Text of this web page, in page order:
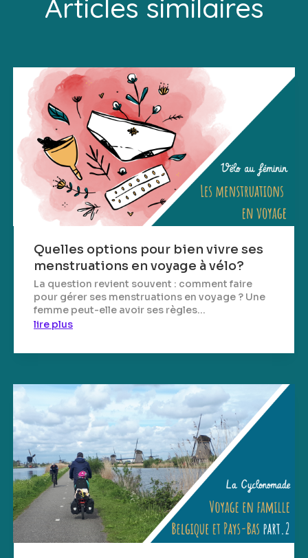
Articles similaires
Quelles options pour bien vivre ses
menstruations en voyage à vélo?
La question revient souvent : comment faire
pour gérer ses menstruations en voyage ? Une
femme peut-elle avoir ses règles...
lire plus